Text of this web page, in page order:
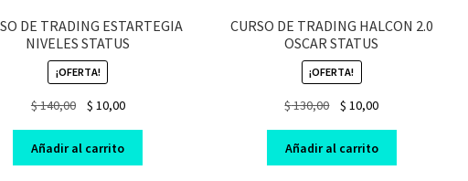
DE TRADING ESTARTEGIA
NIVELES STATUS
¡OFERTA!
$140,00
Original
was:
$ 140,00.
$ 10,00Current
is:
$ 10,00.
Añadir al carrito
CURSO DE TRADING HALCON 2.0
OSCAR STATUS
¡OFERTA!
$130,00
Original
was:
$ 130,00.
$ 10,00Current
is:
$ 10,00.
Añadir al carrito